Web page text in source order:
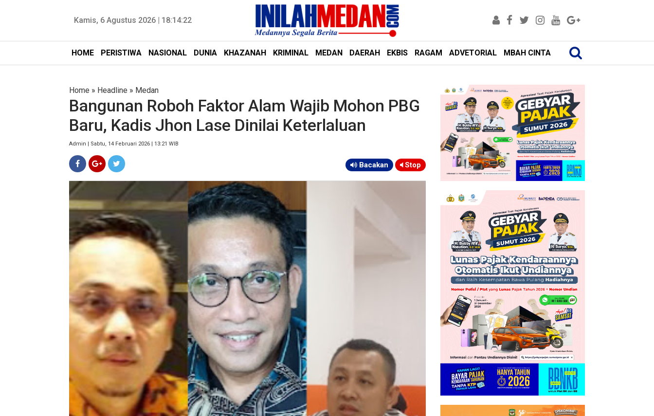
Kamis, 6 Agustus 2026 | 18:14:24
HOME PERISTIWA NASIONAL DUNIA KHAZANAH KRIMINAL MEDAN DAERAH EKBIS RAGAM ADVETORIAL MBAH CINTA
Home » Headline » Medan
Bangunan Roboh Faktor Alam Wajib Mohon PBG
Baru, Kadis Jhon Lase Dinilai Keterlaluan
Admin | Sabtu, 14 Februari 2026 | 13:21 WIB
Bacakan Stop